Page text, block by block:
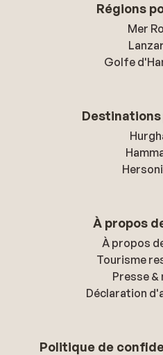
Régions
Mer
Golfe
À propos
À propos
Tourisme
Presse &
Déclaration
Politique de